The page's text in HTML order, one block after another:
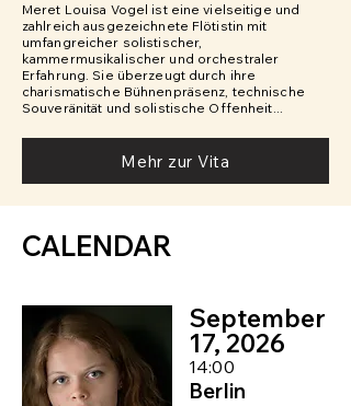
Meret Louisa Vogel ist eine vielseitige und
zahlreich ausgezeichnete Flötistin mit
umfangreicher solistischer,
kammermusikalischer und orchestraler
Erfahrung. Sie überzeugt durch ihre
charismatische Bühnenpräsenz, technische
Souveränität und solistische Offenheit...
Mehr zur Vita
CALENDAR
September
17, 2026
14:00
Berlin